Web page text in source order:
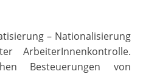
– Nationalisierung
ArbeiterInnenkontrolle.
Besteuerungen von